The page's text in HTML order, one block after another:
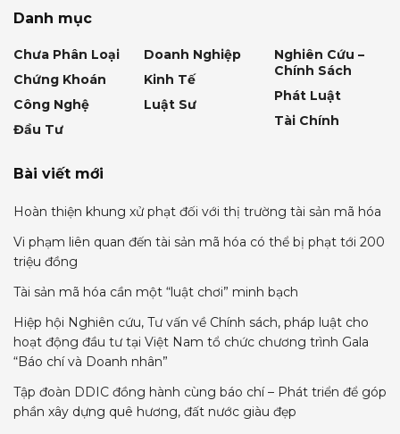
Danh mục
Chưa Phân Loại
Chứng Khoán
Công Nghệ
Đầu Tư
Doanh Nghiệp
Kinh Tế
Luật Sư
Nghiên Cứu –
Chính Sách
Phát Luật
Tài Chính
Bài viết mới
Hoàn thiện khung xử phạt đối với thị trường tài sản mã hóa
Vi phạm liên quan đến tài sản mã hóa có thể bị phạt tới 200
triệu đồng
Tài sản mã hóa cần một “luật chơi” minh bạch
Hiệp hội Nghiên cứu, Tư vấn về Chính sách, pháp luật cho
hoạt động đầu tư tại Việt Nam tổ chức chương trình Gala
“Báo chí và Doanh nhân”
Tập đoàn DDIC đồng hành cùng báo chí – Phát triển để góp
phần xây dựng quê hương, đất nước giàu đẹp